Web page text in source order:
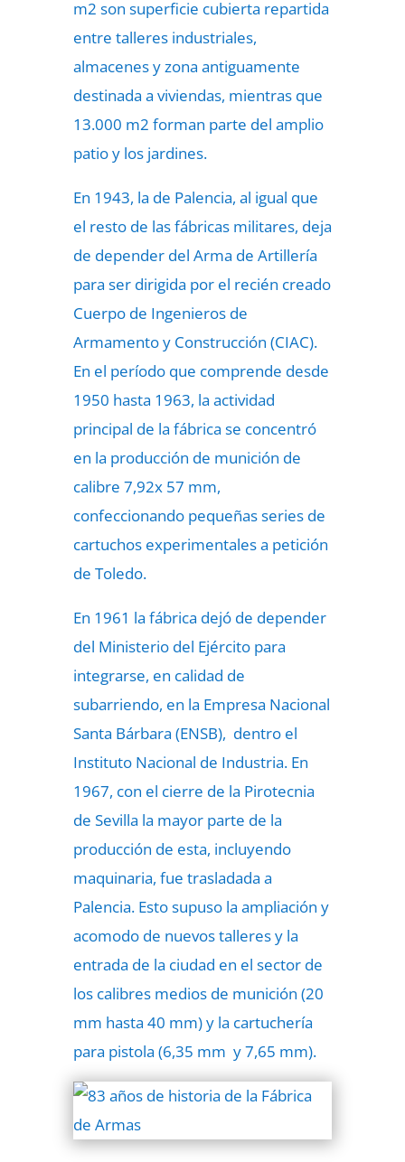
m2 son superficie cubierta repartida
entre talleres industriales,
almacenes y zona antiguamente
destinada a viviendas, mientras que
13.000 m2 forman parte del amplio
patio y los jardines.
En 1943, la de Palencia, al igual que
el resto de las fábricas militares, deja
de depender del Arma de Artillería
para ser dirigida por el recién creado
Cuerpo de Ingenieros de
Armamento y Construcción (CIAC).
En el período que comprende desde
1950 hasta 1963, la actividad
principal de la fábrica se concentró
en la producción de munición de
calibre 7,92x 57 mm,
confeccionando pequeñas series de
cartuchos experimentales a petición
de Toledo.
En 1961 la fábrica dejó de depender
del Ministerio del Ejército para
integrarse, en calidad de
subarriendo, en la Empresa Nacional
Santa Bárbara (ENSB), dentro el
Instituto Nacional de Industria. En
1967, con el cierre de la Pirotecnia
de Sevilla la mayor parte de la
producción de esta, incluyendo
maquinaria, fue trasladada a
Palencia. Esto supuso la ampliación y
acomodo de nuevos talleres y la
entrada de la ciudad en el sector de
los calibres medios de munición (20
mm hasta 40 mm) y la cartuchería
para pistola (6,35 mm y 7,65 mm).